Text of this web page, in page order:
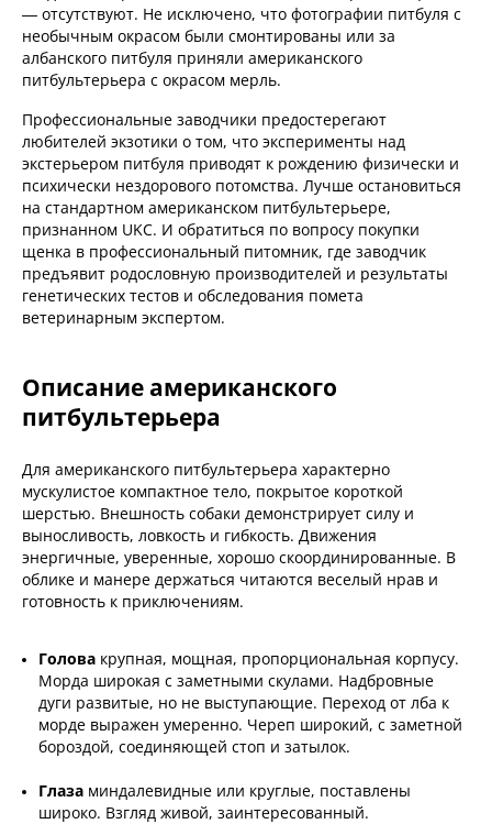
— отсутствуют. Не исключено, что фотографии питбуля с
необычным окрасом были смонтированы или за
албанского питбуля приняли американского
питбультерьера с окрасом мерль.
Профессиональные заводчики предостерегают
любителей экзотики о том, что эксперименты над
экстерьером питбуля приводят к рождению физически и
психически нездорового потомства. Лучше остановиться
на стандартном американском питбультерьере,
признанном UKC. И обратиться по вопросу покупки
щенка в профессиональный питомник, где заводчик
предъявит родословную производителей и результаты
генетических тестов и обследования помета
ветеринарным экспертом.
Описание американского
питбультерьера
Для американского питбультерьера характерно
мускулистое компактное тело, покрытое короткой
шерстью. Внешность собаки демонстрирует силу и
выносливость, ловкость и гибкость. Движения
энергичные, уверенные, хорошо скоординированные. В
облике и манере держаться читаются веселый нрав и
готовность к приключениям.
Голова крупная, мощная, пропорциональная корпусу.
Морда широкая с заметными скулами. Надбровные
дуги развитые, но не выступающие. Переход от лба к
морде выражен умеренно. Череп широкий, с заметной
бороздой, соединяющей стоп и затылок.
Глаза миндалевидные или круглые, поставлены
широко. Взгляд живой, заинтересованный.